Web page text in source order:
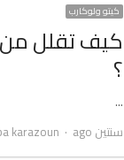
كيتو ولوكارب
كيف تقلل
؟
…
سنتين ago
Author
karazoun